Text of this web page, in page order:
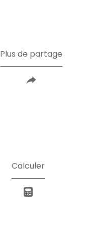
Plus de partage
Calculer